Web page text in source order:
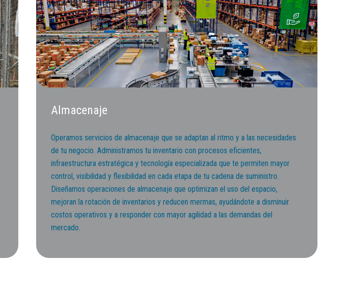
Almacenaje
Operamos servicios de almacenaje que se adaptan al ritmo y a las necesidades
de tu negocio. Administramos tu inventario con procesos eficientes,
infraestructura estratégica y tecnología especializada que te permiten mayor
control, visibilidad y flexibilidad en cada etapa de tu cadena de suministro.
Diseñamos operaciones de almacenaje que optimizan el uso del espacio,
mejoran la rotación de inventarios y reducen mermas, ayudándote a disminuir
costos operativos y a responder con mayor agilidad a las demandas del
mercado.